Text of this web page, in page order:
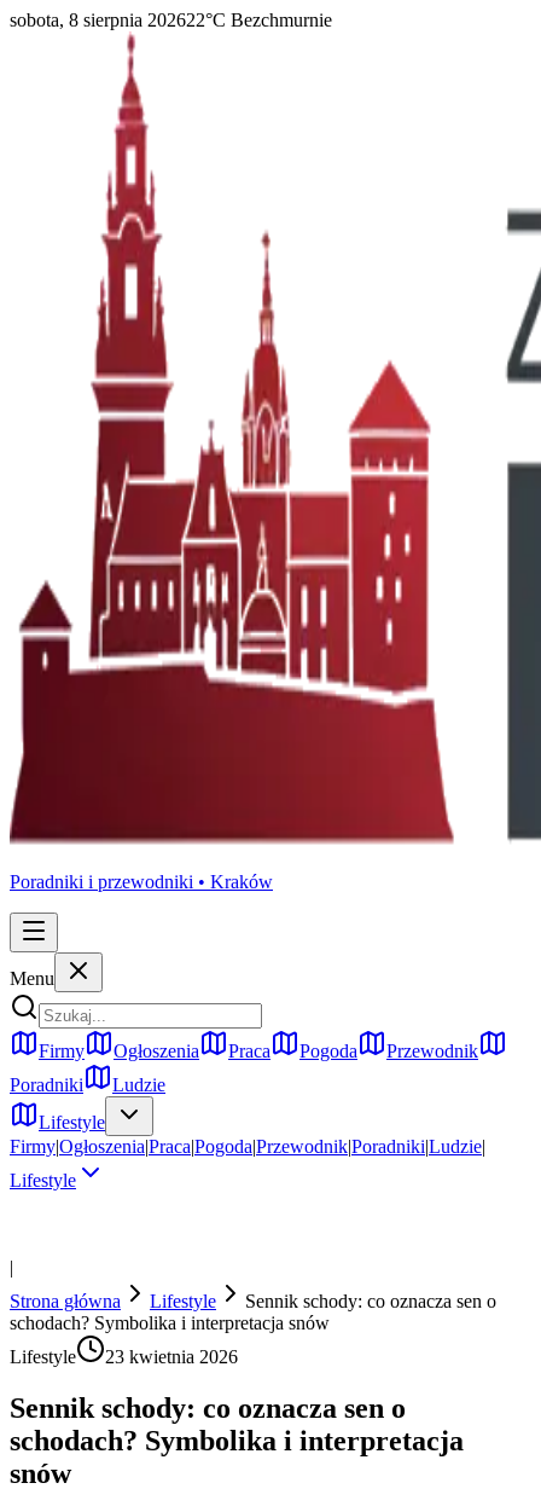
sobota, 8 sierpnia 202622°C Bezchmurnie
Poradniki i przewodniki • Kraków
Menu
Firmy Ogłoszenia Praca Pogoda
Przewodnik
Poradniki
Ludzie
Lifestyle
Firmy|Ogłoszenia|Praca|Pogoda|Przewodnik|Poradniki|Ludzie|
Lifestyle
|
Strona główna
Lifestyle
Sennik schody: co oznacza sen o
schodach? Symbolika i interpretacja snów
Lifestyle
23 kwietnia 2026
Sennik schody: co oznacza sen o
schodach? Symbolika i interpretacja
snów